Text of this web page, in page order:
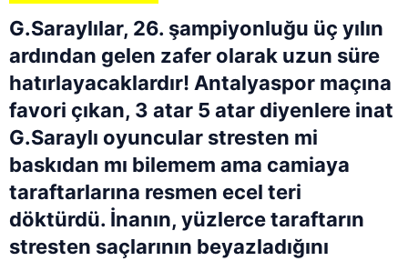
G.Saraylılar, 26. şampiyonluğu üç yılın
ardından gelen zafer olarak uzun süre
hatırlayacaklardır! Antalyaspor maçına
favori çıkan, 3 atar 5 atar diyenlere inat
G.Saraylı oyuncular stresten mi
baskıdan mı bilemem ama camiaya
taraftarlarına resmen ecel teri
döktürdü. İnanın, yüzlerce taraftarın
stresten saçlarının beyazladığını